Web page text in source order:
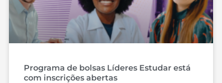
Programa de bolsas Líderes Estudar está
com inscrições abertas